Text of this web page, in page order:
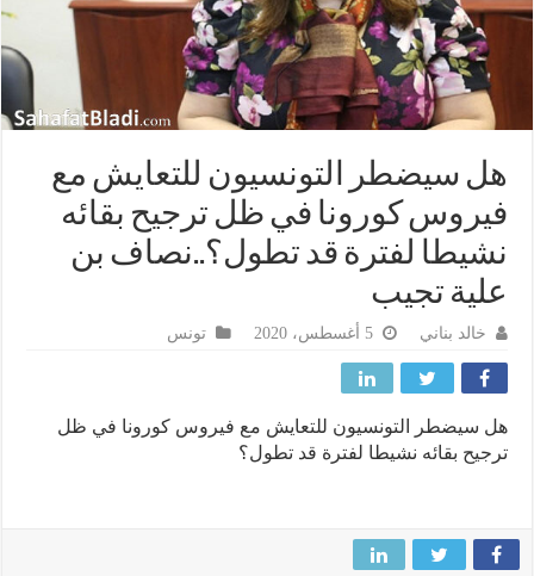
سيضطر التونسيون للتعايش مع
كورونا في ظل ترجيح بقائه
لفترة قد تطول؟..نصاف بن
تجيب
خالد بناني تونس
سيضطر التونسيون للتعايش مع فيروس كورونا في ظل
بقائه نشيطا لفترة قد تطول؟